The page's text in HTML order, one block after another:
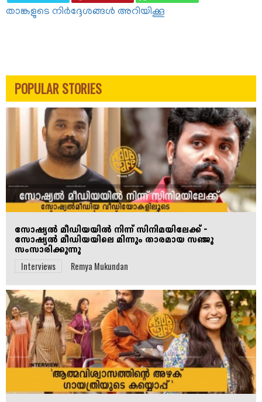
|Sam
Cyncyl
|
Wayfarer
films
താങ്കളുടെ നിർദ്ദേശങ്ങൾ അറിയിക്കൂ
POPULAR STORIES
സോഷ്യൽ മീഡിയയിൽ നിന്ന് സിനിമയിലേക്ക് -
സോഷ്യൽ മീഡിയയിലെ മിന്നും താരമായ സഞ്ജു
സംസാരിക്കുന്നു
Interviews Remya Mukundan